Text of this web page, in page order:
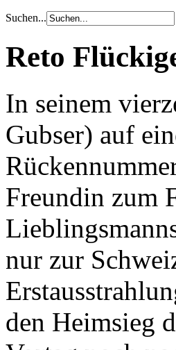
Suchen...
Reto
In seinem
Gubser) auf
Freundin zum
nur zur
den Heimsieg